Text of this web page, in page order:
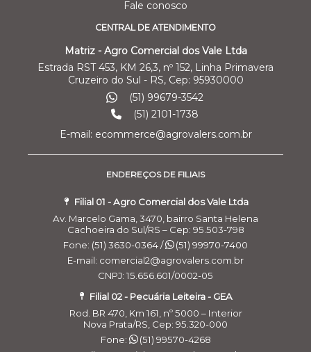
Fale conosco
CENTRAL DE ATENDIMENTO
Matriz - Agro Comercial dos Vale Ltda
Estrada RST 453, KM 26,3, nº 152, Linha Primavera
Cruzeiro do Sul - RS, Cep: 95930000
(51) 99679-3542
(51) 2101-1738
E-mail: ecommerce@agrovalers.com.br
ENDEREÇOS DE FILIAIS
Filial 01 - Agro Comercial dos Vale Ltda
Av. Marcelo Gama, 3470, bairro Santa Helena
Cachoeira do Sul/RS – Cep: 95.503-798
Fone: (51) 3630-0364 /
(51) 99970-7400
E-mail: comercial2@agrovalers.com.br
CNPJ: 15.656.601/0002-05
Filial 02 - Pecuária Leiteira - GEA
Rod. BR 470, Km 161, nº 5000 – Interior
Nova Prata/RS, Cep: 95.320-000
Fone:
(51) 99570-4268